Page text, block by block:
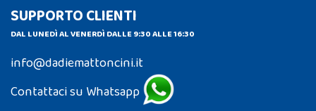
SUPPORTO CLIENTI
DAL LUNEDÌ AL VENERDÌ DALLE 9:30 ALLE 16:30
info@dadiemattoncini.it
Contattaci su Whatsapp